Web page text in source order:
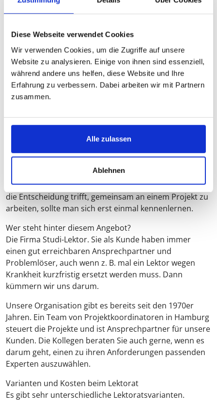
Diese Webseite verwendet Cookies
Wir verwenden Cookies, um die Zugriffe auf unsere
Website zu analysieren. Einige von ihnen sind essenziell,
während andere uns helfen, diese Website und Ihre
Erfahrung zu verbessern. Dabei arbeiten wir mit Partnern
zusammen.
Alle zulassen
Ablehnen
Mikrosystemtechnik, Materialwissenschaft, LaTeX
VITA ANZEIGEN
HÄUFIGE FRAGEN
Sie rufen einfach an und sprechen mit einer
Projektkoordinatorin. Sie können Fragen stellen, rund
um unsere Leistungen und Prozesse. Im Gespräch
ergibt sich dann schnell die weitere Zielrichtung.
Welches sind die Punkte, an denen Sie sich
Unterstützung wünschen? Wer aus unserem Team ist
die ideale Person, um Sie zu unterstützen? Bevor man
die Entscheidung trifft, gemeinsam an einem Projekt zu
arbeiten, sollte man sich erst einmal kennenlernen.
Wer steht hinter diesem Angebot?
Die Firma Studi-Lektor. Sie als Kunde haben immer
einen gut erreichbaren Ansprechpartner und
Problemlöser, auch wenn z. B. mal ein Lektor wegen
Krankheit kurzfristig ersetzt werden muss. Dann
kümmern wir uns darum.
Unsere Organisation gibt es bereits seit den 1970er
Jahren. Ein Team von Projektkoordinatoren in Hamburg
steuert die Projekte und ist Ansprechpartner für unsere
Kunden. Die Kollegen beraten Sie auch gerne, wenn es
darum geht, einen zu ihren Anforderungen passenden
Experten auszuwählen.
Varianten und Kosten beim Lektorat
Es gibt sehr unterschiedliche Lektoratsvarianten.